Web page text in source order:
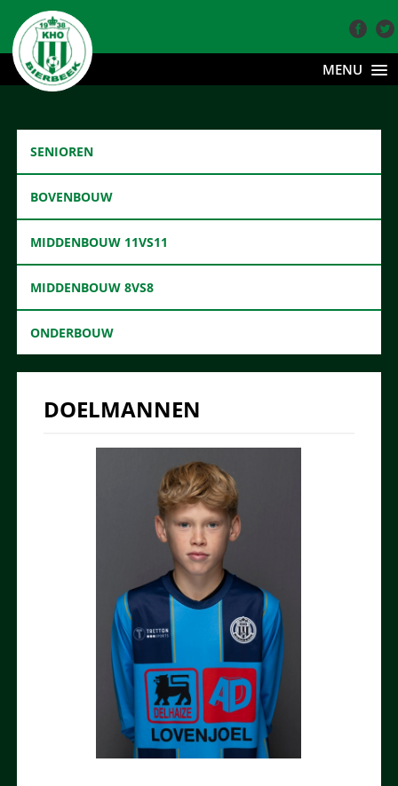
MENU
SENIOREN
BOVENBOUW
MIDDENBOUW 11VS11
MIDDENBOUW 8VS8
ONDERBOUW
DOELMANNEN